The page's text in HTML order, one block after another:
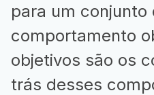
para um conjunto
comportamento
objetivos são os
trás desses